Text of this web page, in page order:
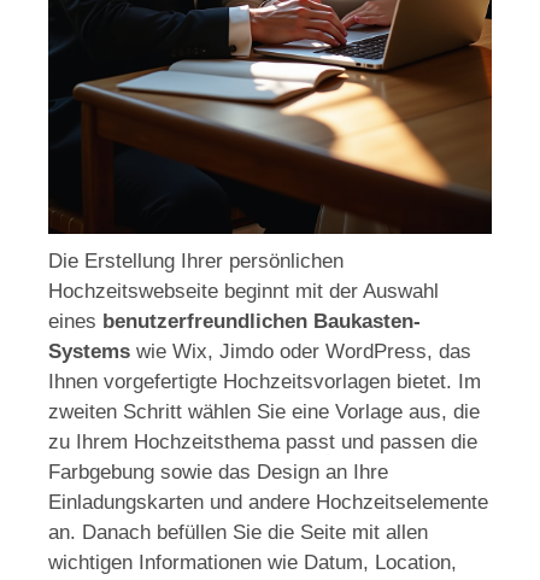
Die Erstellung Ihrer persönlichen
Hochzeitswebseite beginnt mit der Auswahl
eines benutzerfreundlichen Baukasten-
Systems wie Wix, Jimdo oder WordPress, das
Ihnen vorgefertigte Hochzeitsvorlagen bietet. Im
zweiten Schritt wählen Sie eine Vorlage aus, die
zu Ihrem Hochzeitsthema passt und passen die
Farbgebung sowie das Design an Ihre
Einladungskarten und andere Hochzeitselemente
an. Danach befüllen Sie die Seite mit allen
wichtigen Informationen wie Datum, Location,